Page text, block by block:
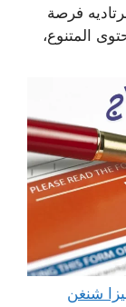
فرصة
المتنوع،
فيزا شنغن 98951133 فيزا شنغن